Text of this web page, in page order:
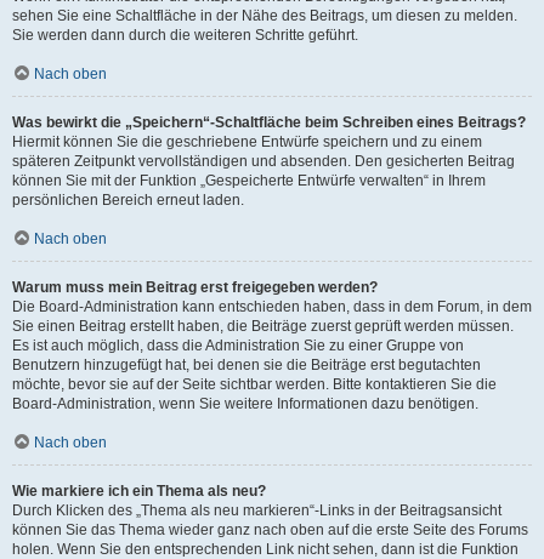
sehen Sie eine Schaltfläche in der Nähe des Beitrags, um diesen zu melden.
Sie werden dann durch die weiteren Schritte geführt.
Nach oben
Was bewirkt die „Speichern“-Schaltfläche beim Schreiben eines Beitrags?
Hiermit können Sie die geschriebene Entwürfe speichern und zu einem
späteren Zeitpunkt vervollständigen und absenden. Den gesicherten Beitrag
können Sie mit der Funktion „Gespeicherte Entwürfe verwalten“ in Ihrem
persönlichen Bereich erneut laden.
Nach oben
Warum muss mein Beitrag erst freigegeben werden?
Die Board-Administration kann entschieden haben, dass in dem Forum, in dem
Sie einen Beitrag erstellt haben, die Beiträge zuerst geprüft werden müssen.
Es ist auch möglich, dass die Administration Sie zu einer Gruppe von
Benutzern hinzugefügt hat, bei denen sie die Beiträge erst begutachten
möchte, bevor sie auf der Seite sichtbar werden. Bitte kontaktieren Sie die
Board-Administration, wenn Sie weitere Informationen dazu benötigen.
Nach oben
Wie markiere ich ein Thema als neu?
Durch Klicken des „Thema als neu markieren“-Links in der Beitragsansicht
können Sie das Thema wieder ganz nach oben auf die erste Seite des Forums
holen. Wenn Sie den entsprechenden Link nicht sehen, dann ist die Funktion